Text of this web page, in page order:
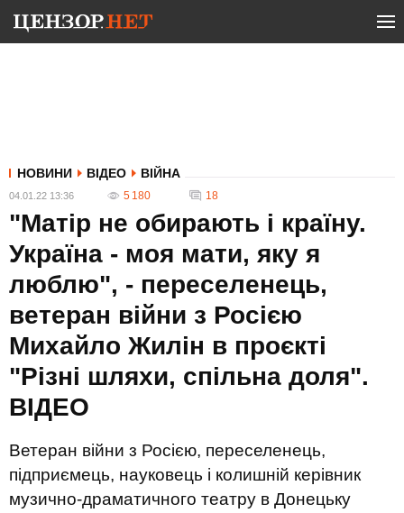
НОВИНИ ВІДЕО ВІЙНА
04.01.22 13:36 5 180 18
"Матір не обирають і країну.
Україна - моя мати, яку я
люблю", - переселенець,
ветеран війни з Росією
Михайло Жилін в проєкті
"Різні шляхи, спільна доля".
ВIДЕО
Ветеран війни з Росією, переселенець,
підприємець, науковець і колишній керівник
музично-драматичного театру в Донецьку